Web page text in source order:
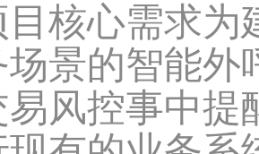
目核心需求为
景的智能外
风控事中提